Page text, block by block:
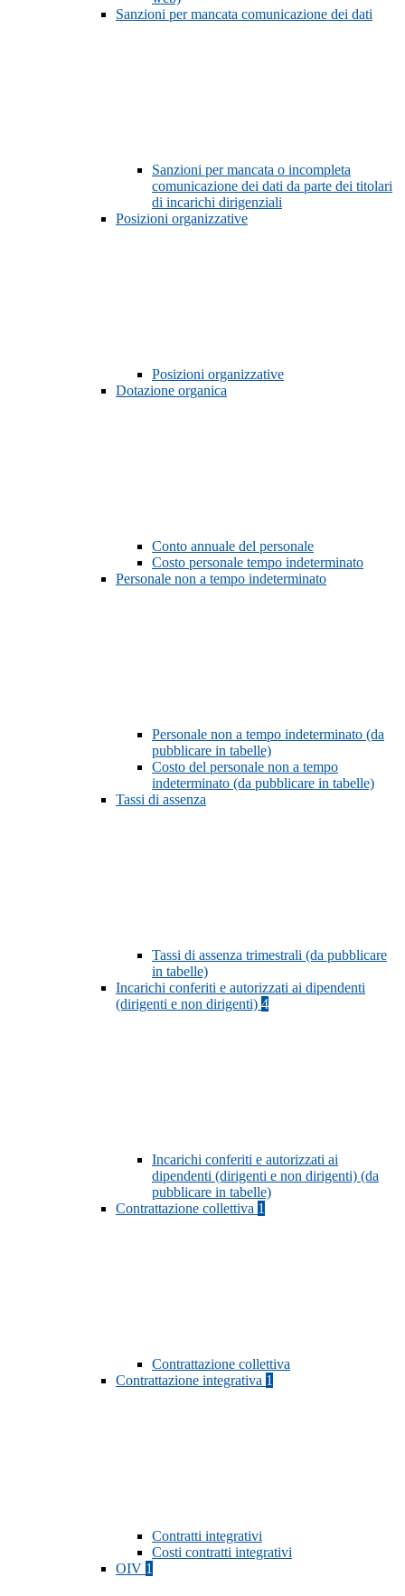
Sanzioni per mancata comunicazione dei dati
Sanzioni per mancata o incompleta
comunicazione dei dati da parte dei titolari
di incarichi dirigenziali
Posizioni organizzative
Posizioni organizzative
Dotazione organica
Conto annuale del personale
Costo personale tempo indeterminato
Personale non a tempo indeterminato
Personale non a tempo indeterminato (da
pubblicare in tabelle)
Costo del personale non a tempo
indeterminato (da pubblicare in tabelle)
Tassi di assenza
Tassi di assenza trimestrali (da pubblicare
in tabelle)
Incarichi conferiti e autorizzati ai dipendenti
(dirigenti e non dirigenti) 4
Incarichi conferiti e autorizzati ai
dipendenti (dirigenti e non dirigenti) (da
pubblicare in tabelle)
Contrattazione collettiva 1
Contrattazione collettiva
Contrattazione integrativa 1
Contratti integrativi
Costi contratti integrativi
OIV 1